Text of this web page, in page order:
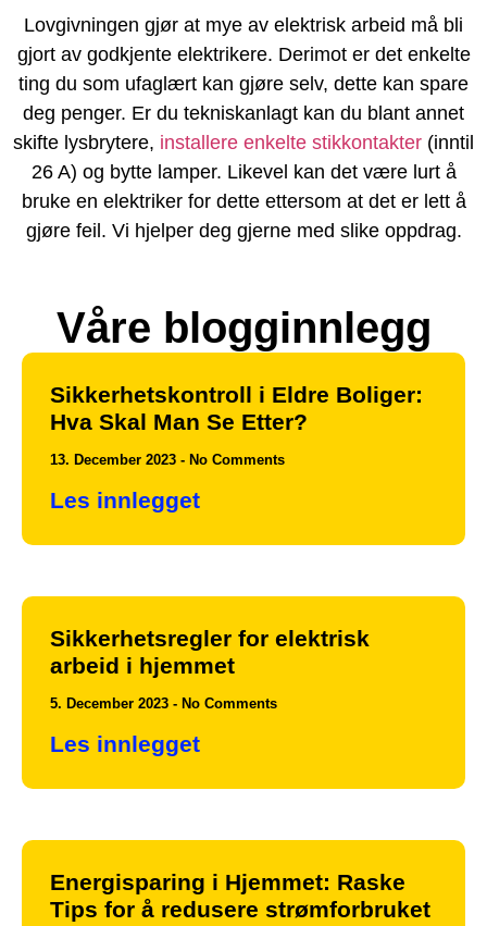
Lovgivningen gjør at mye av elektrisk arbeid må bli
gjort av godkjente elektrikere. Derimot er det enkelte
ting du som ufaglært kan gjøre selv, dette kan spare
deg penger. Er du tekniskanlagt kan du blant annet
skifte lysbrytere, installere enkelte stikkontakter (inntil
26 A) og bytte lamper. Likevel kan det være lurt å
bruke en elektriker for dette ettersom at det er lett å
gjøre feil. Vi hjelper deg gjerne med slike oppdrag.
Våre blogginnlegg
Sikkerhetskontroll i Eldre Boliger:
Hva Skal Man Se Etter?
13. December 2023 No Comments
Les innlegget
Sikkerhetsregler for elektrisk
arbeid i hjemmet
5. December 2023 No Comments
Les innlegget
Energisparing i Hjemmet: Raske
Tips for å redusere strømforbruket